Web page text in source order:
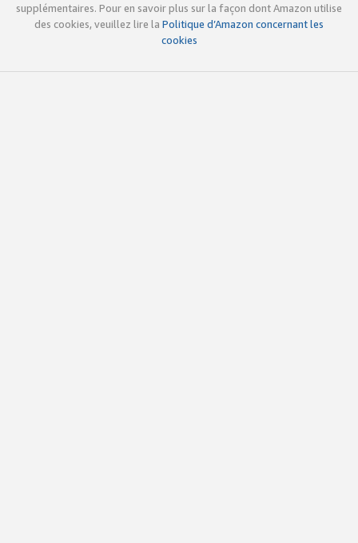
supplémentaires. Pour en savoir plus sur la façon dont Amazon utilise
des cookies, veuillez lire la Politique d’Amazon concernant les
cookies